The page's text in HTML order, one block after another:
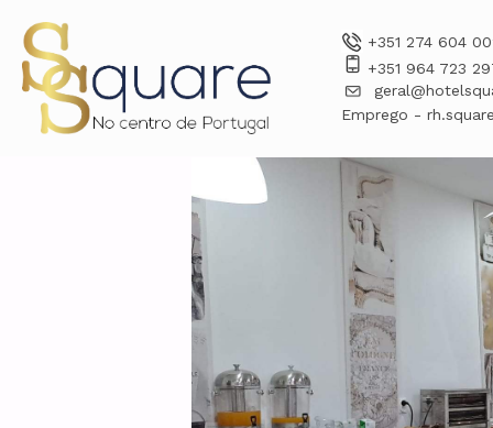
+351 274 604
+351 964 723
Emprego -